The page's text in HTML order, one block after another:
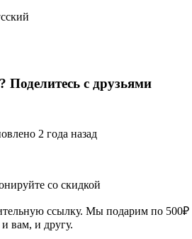
Поделитесь с друзьями
2 года назад
со скидкой
ссылку. Мы подарим по 500₽
вам, и другу.